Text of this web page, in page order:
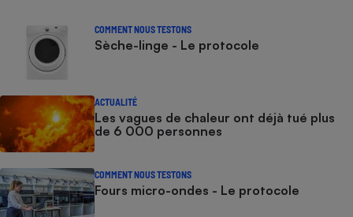
COMMENT NOUS TESTONS
Sèche-linge - Le protocole
ACTUALITÉ
Les vagues de chaleur ont déjà tué plus
de 6 000 personnes
COMMENT NOUS TESTONS
Fours micro-ondes - Le protocole